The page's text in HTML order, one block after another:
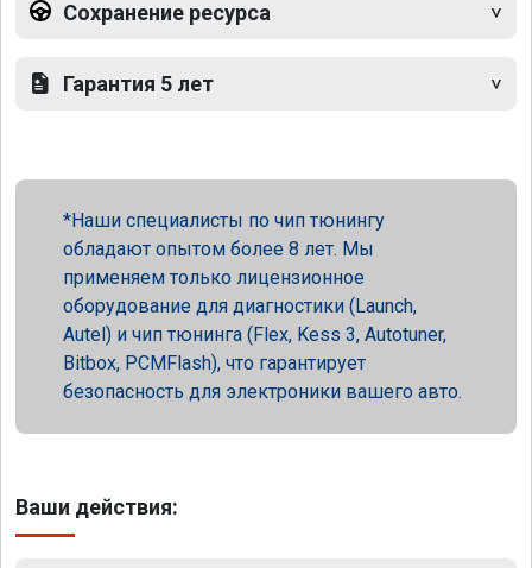
Сохранение ресурса
Гарантия 5 лет
Наши специалисты по чип тюнингу
обладают опытом более 8 лет. Мы
применяем только лицензионное
оборудование для диагностики (Launch,
Autel) и чип тюнинга (Flex, Kess 3, Autotuner,
Bitbox, PCMFlash), что гарантирует
безопасность для электроники вашего авто.
Ваши действия: